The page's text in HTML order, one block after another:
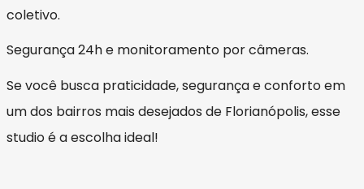
coletivo.
Segurança 24h e monitoramento por câmeras.
Se você busca praticidade, segurança e conforto em
um dos bairros mais desejados de Florianópolis, esse
studio é a escolha ideal!